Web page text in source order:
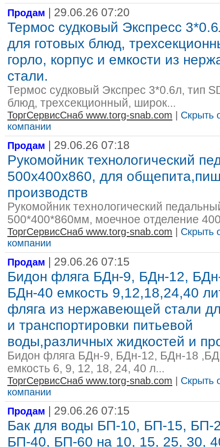
Продам
| 29.06.26 07:20
Термос судковый Экспресс
для готовых блюд,
горло, корпус и емкости из
стали.
Термос судковый Экспрес 3*0.6л, тип
блюд, трехсекционный, широк...
ТоргСервисСнаб www.torg-snab.com
Скрыть
компании
Продам
| 29.06.26 07:18
Рукомойник технологический
500х400х860, для
производств
Рукомойник технологический
500*400*860мм, моечное отделение
ТоргСервисСнаб www.torg-snab.com
Скрыть
компании
Продам
| 29.06.26 07:15
Бидон фляга БДн-9, БДн-12,
БДн-40 емкость 9,12,18,24,40
фляга из нержавеющей стали
и транспортировки питьевой
воды,различных жидкостей и
Бидон фляга БДн-9, БДн-12, БДн-18
емкость 6, 9, 12, 18, 24, 40 л...
ТоргСервисСнаб www.torg-snab.com
Скрыть
компании
Продам
| 29.06.26 07:15
Бак для воды БП-10, БП-15, БП-
БП-40, БП-60 на 10, 15, 25, 30,